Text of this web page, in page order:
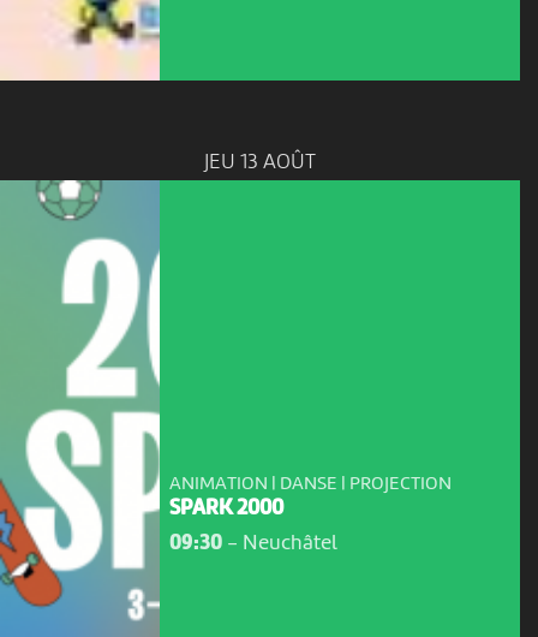
JEU 13 AOÛT
ANIMATION | DANSE | PROJECTION
SPARK 2000
09:30- Neuchâtel